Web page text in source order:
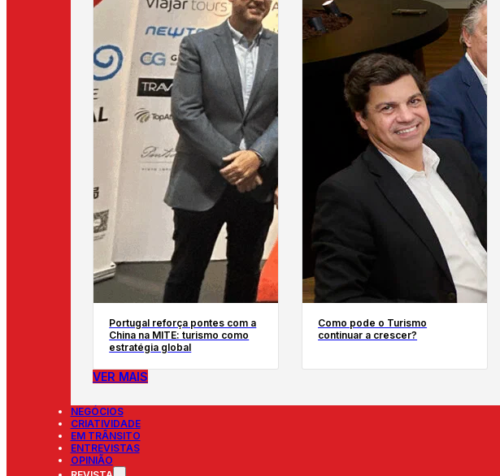
Portugal reforça pontes com a
China na MITE: turismo como
estratégia global
Como pode o Turismo
continuar a crescer?
VER MAIS
NEGÓCIOS
CRIATIVIDADE
EM TRÂNSITO
ENTREVISTAS
OPINIÃO